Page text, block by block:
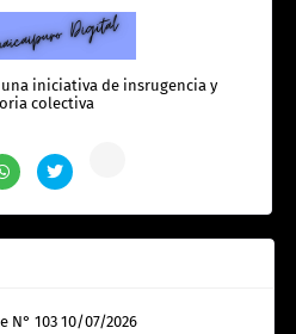
iniciativa de insrugencia y
colectiva
N° 103 10/07/2026